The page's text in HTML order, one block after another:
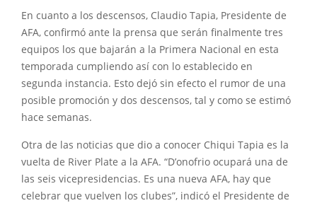
En cuanto a los descensos, Claudio Tapia, Presidente de
AFA, confirmó ante la prensa que serán finalmente tres
equipos los que bajarán a la Primera Nacional en esta
temporada cumpliendo así con lo establecido en
segunda instancia. Esto dejó sin efecto el rumor de una
posible promoción y dos descensos, tal y como se estimó
hace semanas.
Otra de las noticias que dio a conocer Chiqui Tapia es la
vuelta de River Plate a la AFA. “D’onofrio ocupará una de
las seis vicepresidencias. Es una nueva AFA, hay que
celebrar que vuelven los clubes”, indicó el Presidente de